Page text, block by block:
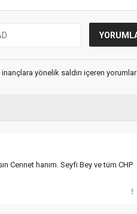
yönelik saldırı içeren yorumlar
Cennet hanım. Seyfi Bey ve tüm CHP